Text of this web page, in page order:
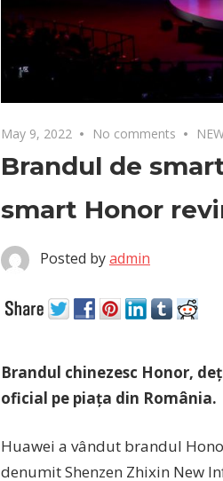
May 9, 2022 No comments
Brandul de
smart Honor
Posted byadmin
Brandul chinezesc Honor,
oficial pe piața din România.
Huawei a vândut brandul
denumit Shenzen Zhixin New